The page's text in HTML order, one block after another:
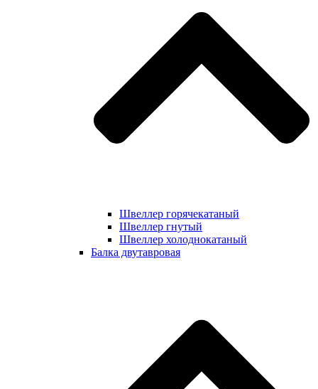
Швеллер горячекатаный
Швеллер гнутый
Швеллер холоднокатаный
Балка двутавровая